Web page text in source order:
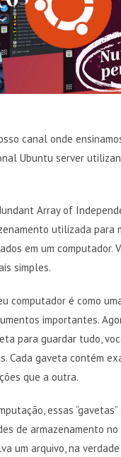
canal onde
Ubuntu server
Array of
utilizada para
em um computador.
simples.
computador é como
importantes.
para guardar tudo,
Cada gaveta contém
que a outra.
essas
de armazenamento
um arquivo, na